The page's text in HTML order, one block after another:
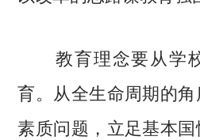
教育理念要从学
育。从全生命周期的
素质问题，立足基本